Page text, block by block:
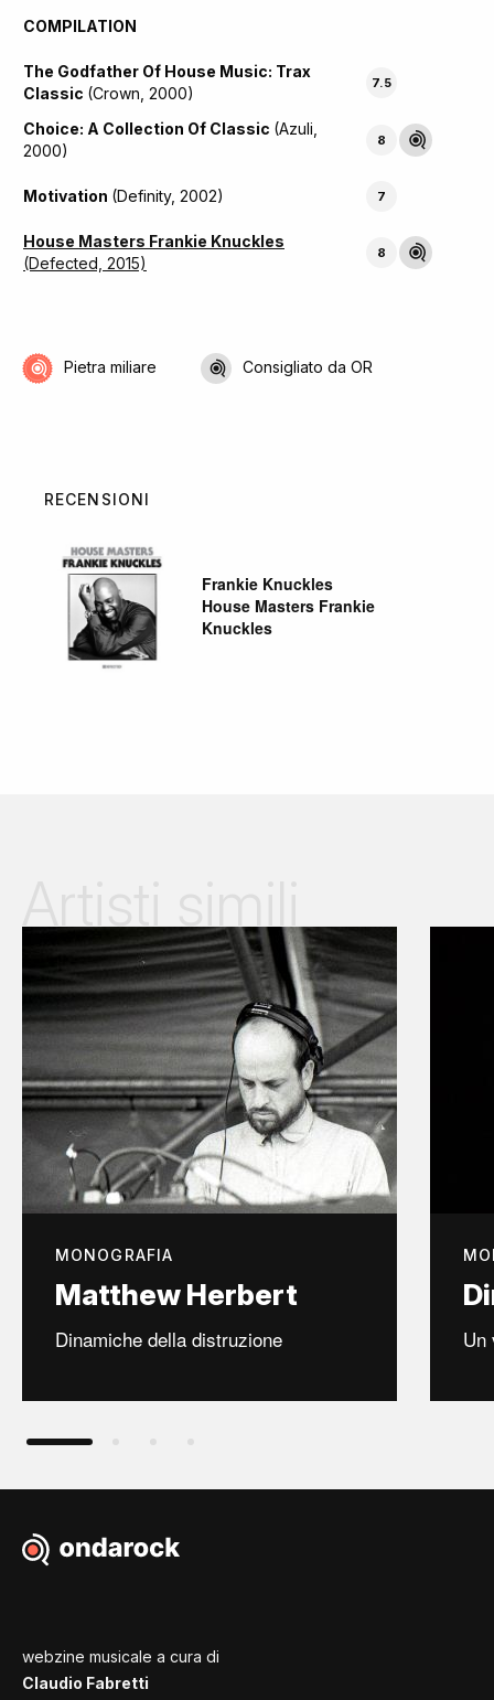
COMPILATION
The Godfather Of House Music: Trax
Classic (Crown, 2000)
7.5
Choice: A Collection Of Classic (Azuli,
2000)
8
Motivation (Definity, 2002) 7
House Masters Frankie Knuckles
(Defected, 2015)
8
Pietra miliare Consigliato da OR
RECENSIONI
Frankie Knuckles
House Masters Frankie
Knuckles
MONOGRAFIA
Matthew Herbert
Dinamiche della distruzione Un
webzine musicale a cura di
Claudio Fabretti